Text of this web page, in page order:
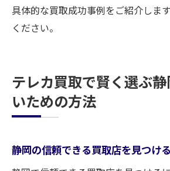
具体的な買取成功事例をご紹介しま
ください。
テレカ買取で賢く選ぶ
いための方法
静岡の信頼できる買取店を見つけ